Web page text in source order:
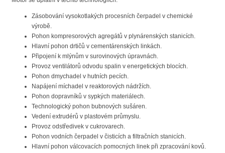
Zásobování vysokotlakých procesních čerpadel v chemické
výrobě.
Pohon kompresorových agregátů v plynárenských stanicích.
Hlavní pohon drtičů v cementárenských linkách.
Připojení k mlýnům v surovinových úpravnách.
Provoz ventilátorů odvodu spalin v energetických blocích.
Pohon dmychadel v hutních pecích.
Napájení míchadel v reaktorových nádržích.
Pohon dopravníků v sypkých materiálech.
Technologický pohon bubnových sušáren.
Vedení extrudérů v plastovém průmyslu.
Provoz odstředivek v cukrovarech.
Pohon vodních čerpadel v čisticích a filtračních stanicích.
Hlavní pohon válcovacích pomocných linek při zpracování kovů.